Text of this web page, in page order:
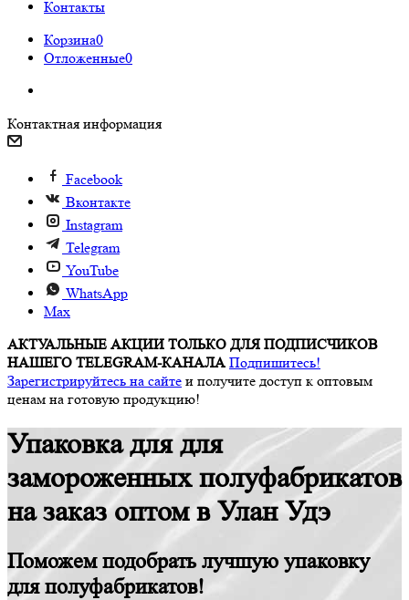
Контакты
Корзина0
Отложенные0
Контактная информация
Facebook
Вконтакте
Instagram
Telegram
YouTube
WhatsApp
Max
АКТУАЛЬНЫЕ АКЦИИ ТОЛЬКО ДЛЯ ПОДПИСЧИКОВ
НАШЕГО TELEGRAM-КАНАЛА Подпишитесь!
Зарегистрируйтесь на сайте и получите доступ к оптовым
ценам на готовую продукцию!
Упаковка для для
замороженных полуфабрикатов
на заказ оптом в Улан Удэ
Поможем подобрать лучшую упаковку
для полуфабрикатов!